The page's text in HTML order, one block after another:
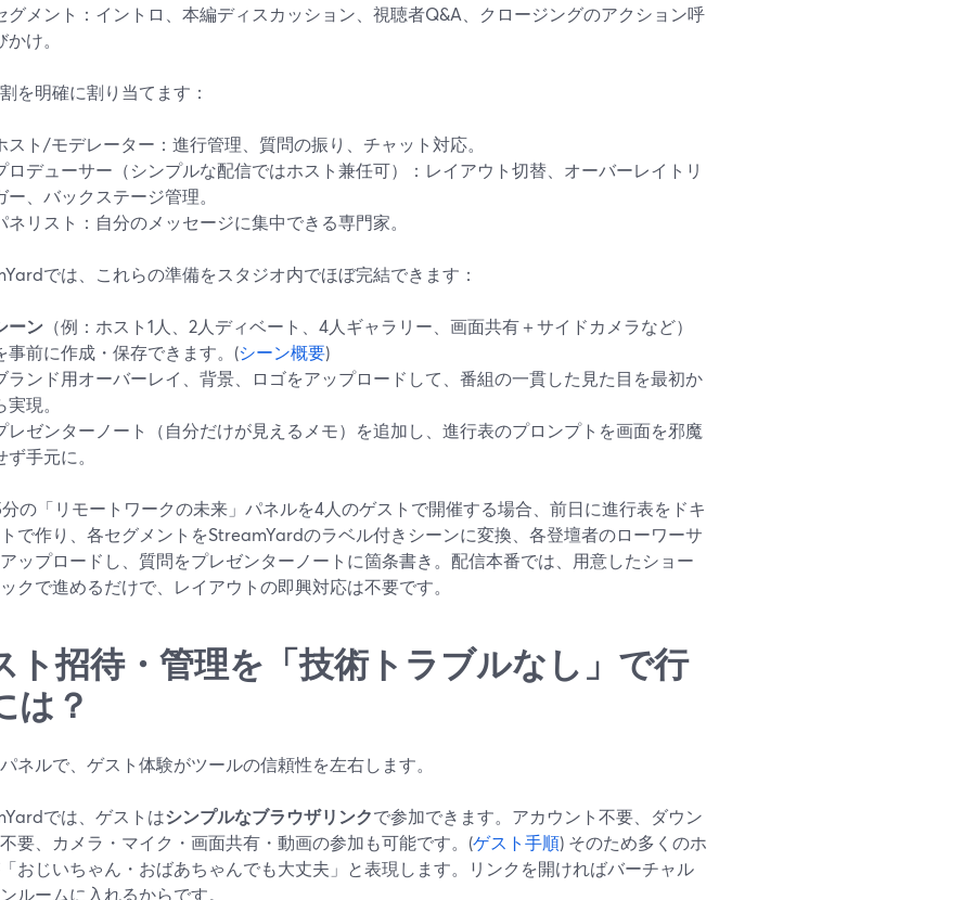
グメント：イントロ、本編ディスカッション、視聴者Q&A、クロージングのアクション呼
かけ。
を明確に割り当てます：
スト/モデレーター：進行管理、質問の振り、チャット対応。
ロデューサー（シンプルな配信ではホスト兼任可）：レイアウト切替、オーバーレイトリ
ー、バックステージ管理。
ネリスト：自分のメッセージに集中できる専門家。
では、これらの準備をスタジオ内でほぼ完結できます：
ーン （例：ホスト1人、2人ディベート、4人ギャラリー、画面共有＋サイドカメラなど）
事前に作成・保存できます。(シーン概要)
ランド用オーバーレイ、背景、ロゴをアップロードして、番組の一貫した見た目を最初か
実現。
レゼンターノート（自分だけが見えるメモ）を追加し、進行表のプロンプトを画面を邪魔
ず手元に。
の「リモートワークの未来」パネルを4人のゲストで開催する場合、前日に進行表をドキ
で作り、各セグメントをStreamYardのラベル付きシーンに変換、各登壇者のローワーサ
ップロードし、質問をプレゼンターノートに箇条書き。配信本番では、用意したショー
クで進めるだけで、レイアウトの即興対応は不要です。
ト招待・管理を「技術トラブルなし」で行
は？
ネルで、ゲスト体験がツールの信頼性を左右します。
では、ゲストはシンプルなブラウザリンクで参加できます。アカウント不要、ダウン
要、カメラ・マイク・画面共有・動画の参加も可能です。(ゲスト手順) そのため多くのホ
おじいちゃん・おばあちゃんでも大丈夫」と表現します。リンクを開ければバーチャル
ルームに入れるからです。